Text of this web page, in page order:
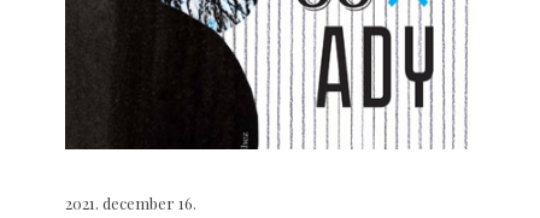
2021. december 16.